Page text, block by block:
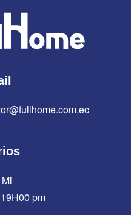
pm